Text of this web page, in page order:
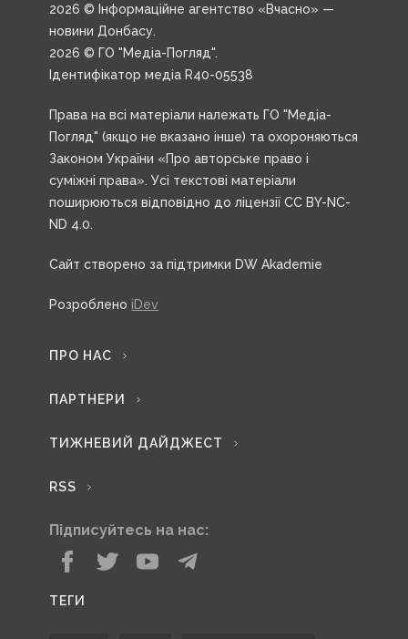
2026 © Інформаційне агентство «Вчасно» —
новини Донбасу.
2026 © ГО "Медіа-Погляд".
Ідентифікатор медіа R40-05538
Права на всі матеріали належать ГО "Медіа-
Погляд" (якщо не вказано інше) та охороняються
Законом України «Про авторське право і
суміжні права». Усі текстові матеріали
поширюються відповідно до ліцензії CC BY-NC-
ND 4.0.
Сайт створено за підтримки DW Akademie
Розроблено iDev
ПРО НАС
ПАРТНЕРИ
ТИЖНЕВИЙ ДАЙДЖЕСТ
RSS
Підписуйтесь на нас:
ТЕГИ